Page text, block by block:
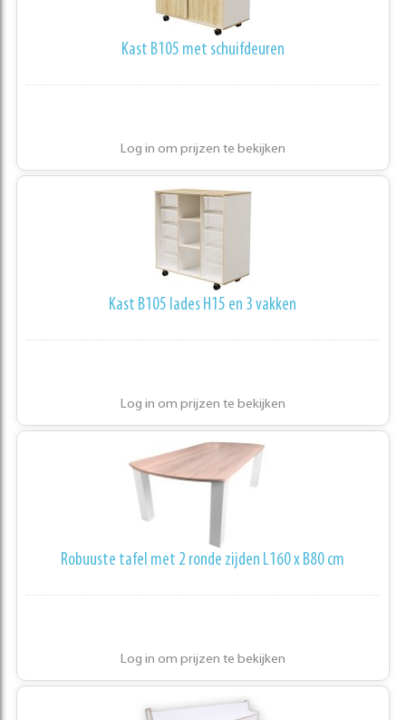
Kast B105 met schuifdeuren
Log in om prijzen te bekijken
Kast B105 lades H15 en 3 vakken
Log in om prijzen te bekijken
Robuuste tafel met 2 ronde zijden L160 x B80 cm
Log in om prijzen te bekijken